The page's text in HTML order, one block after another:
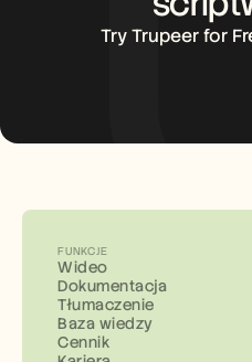
Try Trupeer for
FUNKCJE
Wideo
Dokumentacja
Tłumaczenie
Baza wiedzy
Cennik